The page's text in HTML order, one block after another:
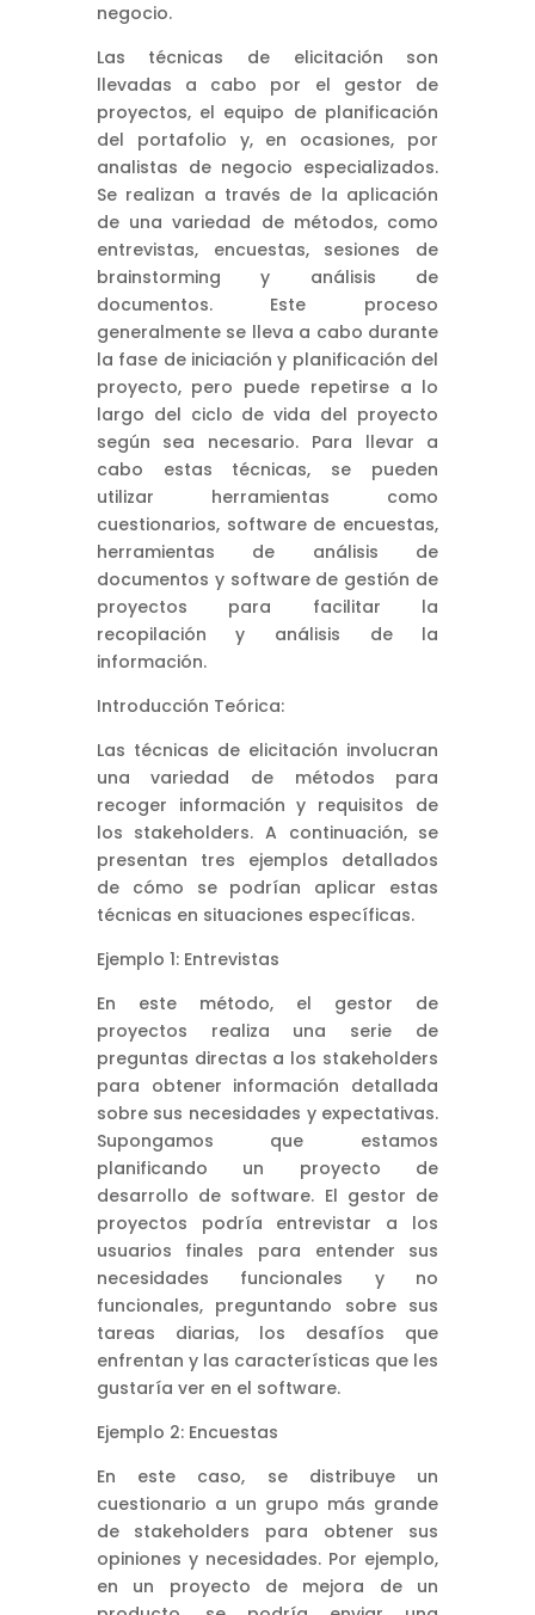
negocio.
Las técnicas de elicitación son
llevadas a cabo por el gestor de
proyectos, el equipo de planificación
del portafolio y, en ocasiones, por
analistas de negocio especializados.
Se realizan a través de la aplicación
de una variedad de métodos, como
entrevistas, encuestas, sesiones de
brainstorming y análisis de
documentos. Este proceso
generalmente se lleva a cabo durante
la fase de iniciación y planificación del
proyecto, pero puede repetirse a lo
largo del ciclo de vida del proyecto
según sea necesario. Para llevar a
cabo estas técnicas, se pueden
utilizar herramientas como
cuestionarios, software de encuestas,
herramientas de análisis de
documentos y software de gestión de
proyectos para facilitar la
recopilación y análisis de la
información.
Introducción Teórica:
Las técnicas de elicitación involucran
una variedad de métodos para
recoger información y requisitos de
los stakeholders. A continuación, se
presentan tres ejemplos detallados
de cómo se podrían aplicar estas
técnicas en situaciones específicas.
Ejemplo 1: Entrevistas
En este método, el gestor de
proyectos realiza una serie de
preguntas directas a los stakeholders
para obtener información detallada
sobre sus necesidades y expectativas.
Supongamos que estamos
planificando un proyecto de
desarrollo de software. El gestor de
proyectos podría entrevistar a los
usuarios finales para entender sus
necesidades funcionales y no
funcionales, preguntando sobre sus
tareas diarias, los desafíos que
enfrentan y las características que les
gustaría ver en el software.
Ejemplo 2: Encuestas
En este caso, se distribuye un
cuestionario a un grupo más grande
de stakeholders para obtener sus
opiniones y necesidades. Por ejemplo,
en un proyecto de mejora de un